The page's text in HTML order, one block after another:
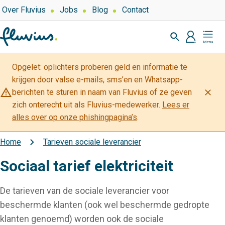
Overslaan
en
naar
de
inhoud
gaan
Top
navigation
Over Fluvius Jobs Blog Contact
Zoeken
profiel
Mijn
Fluvius
warning_amber
Opgelet: oplichters proberen geld en informatie te
krijgen door valse e-mails, sms’en en Whatsapp-
berichten te sturen in naam van Fluvius of ze geven
zich onterecht uit als Fluvius-medewerker. Lees er
alles over op onze phishingpagina’s.
close
Kruimelpad
Home Tarieven sociale leverancier
Sociaal tarief elektriciteit
De tarieven van de sociale leverancier voor
beschermde klanten (ook wel beschermde gedropte
klanten genoemd) worden ook de sociale